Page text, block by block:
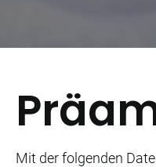
Mit der folgenden